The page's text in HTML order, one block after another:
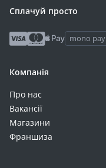
Сплачуй просто
mono pay
Компанія
Про нас
Вакансії
Магазини
Франшиза